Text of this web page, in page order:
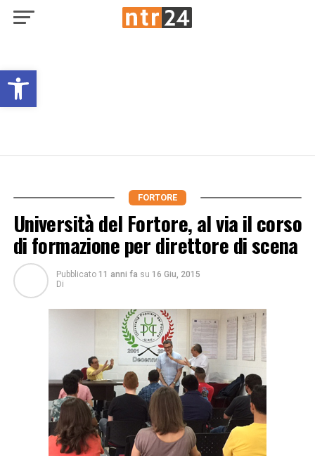
Open toolbar
FORTORE
Università del Fortore, al via il corso
di formazione per direttore di scena
Pubblicato 11 anni fa su 16 Giu, 2015
Di